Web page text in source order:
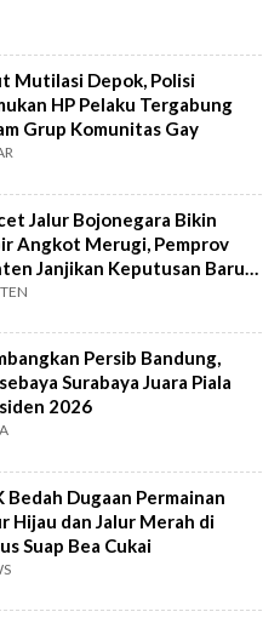
Mutilasi Depok, Polisi
HP Pelaku Tergabung
Grup Komunitas Gay
Jalur Bojonegara Bikin
Angkot Merugi, Pemprov
Janjikan Keputusan Baru 4
Persib Bandung,
Surabaya Juara Piala
2026
Bedah Dugaan Permainan
Hijau dan Jalur Merah di
Suap Bea Cukai